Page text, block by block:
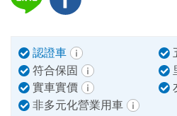
認證車
符合保固
實車實價
非多元化營業用車